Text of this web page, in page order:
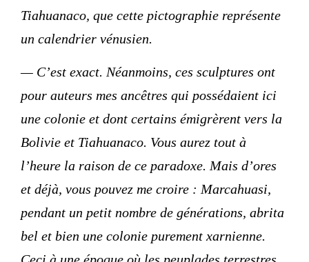
Tiahuanaco, que cette pictographie représente
un calendrier vénusien.
— C’est exact. Néanmoins, ces sculptures ont
pour auteurs mes ancêtres qui possédaient ici
une colonie et dont certains émigrèrent vers la
Bolivie et Tiahuanaco. Vous aurez tout à
l’heure la raison de ce paradoxe. Mais d’ores
et déjà, vous pouvez me croire : Marcahuasi,
pendant un petit nombre de générations, abrita
bel et bien une colonie purement xarnienne.